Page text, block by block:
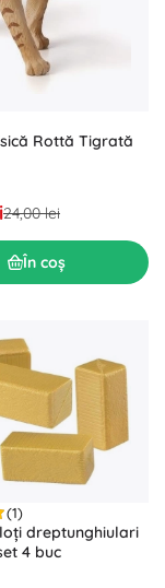
Rottă Tigrată
24,00 lei
În coș
(1)
dreptunghiulari
4 buc